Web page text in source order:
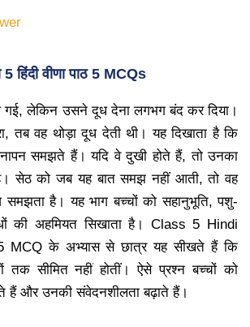
हिंदी वीणा पाठ 5 MCQs
लेकिन उसने दूध देना लगभग बंद कर दिया।
तब वह थोड़ा दूध देती थी। यह दिखाता है कि
समझते हैं। यदि वे दुखी होते हैं, तो उनका
है। सेठ को जब यह बात समझ नहीं आती, तो वह
समझता है। यह भाग बच्चों को सहानुभूति, पशु-
की अहमियत सिखाता है। Class 5 Hindi
MCQ के अभ्यास से छात्र यह सीखते हैं कि
तक सीमित नहीं होतीं। ऐसे प्रश्न बच्चों को
हैं और उनकी संवेदनशीलता बढ़ाते हैं।